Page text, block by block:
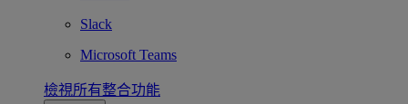
Slack
Microsoft Teams
檢視所有整合功能